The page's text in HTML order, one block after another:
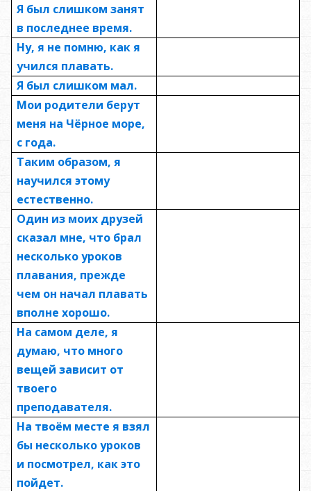
Я был слишком занят
в последнее время.
Ну, я не помню, как я
учился плавать.
Я был слишком мал.
Мои родители берут
меня на Чёрное море,
с года.
Таким образом, я
научился этому
естественно.
Один из моих друзей
сказал мне, что брал
несколько уроков
плавания, прежде
чем он начал плавать
вполне хорошо.
На самом деле, я
думаю, что много
вещей зависит от
твоего
преподавателя.
На твоём месте я взял
бы несколько уроков
и посмотрел, как это
пойдет.